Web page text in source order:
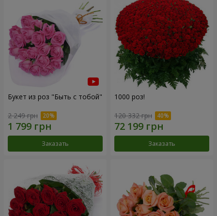
Букет из роз "Быть с тобой"
2 249 грн
Заказать
1000 роз!
120 332 грн
Заказать